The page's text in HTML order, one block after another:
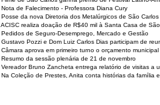
Nota de Falecimento - Professora Diana Cury
Posse da nova Diretoria dos Metalúrgicos de São
ACISC realiza doação de R$40 mil à Santa Casa de
Pedidos de Seguro-Desemprego, Mercado e Gestão
Gustavo Pozzi e Dom Luiz Carlos Dias participam de
Câmara aprova em primeiro turno o orçamento
Resumo da sessão plenária de 21 de novembro
Vereador Bruno Zancheta entrega relatório de visitas a
Na Coleção de Prestes, Anita conta histórias da família